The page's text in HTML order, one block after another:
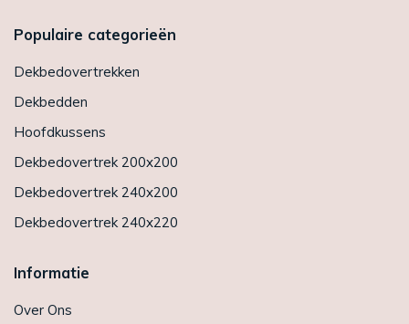
Populaire categorieën
Dekbedovertrekken
Dekbedden
Hoofdkussens
Dekbedovertrek 200x200
Dekbedovertrek 240x200
Dekbedovertrek 240x220
Informatie
Over Ons